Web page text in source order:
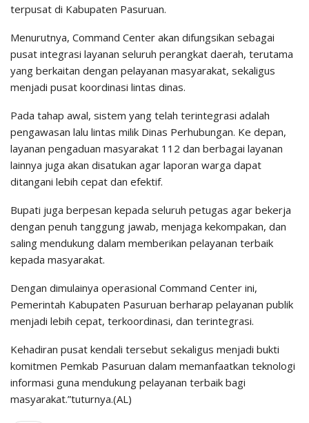
terpusat di Kabupaten Pasuruan.
Menurutnya, Command Center akan difungsikan sebagai
pusat integrasi layanan seluruh perangkat daerah, terutama
yang berkaitan dengan pelayanan masyarakat, sekaligus
menjadi pusat koordinasi lintas dinas.
Pada tahap awal, sistem yang telah terintegrasi adalah
pengawasan lalu lintas milik Dinas Perhubungan. Ke depan,
layanan pengaduan masyarakat 112 dan berbagai layanan
lainnya juga akan disatukan agar laporan warga dapat
ditangani lebih cepat dan efektif.
Bupati juga berpesan kepada seluruh petugas agar bekerja
dengan penuh tanggung jawab, menjaga kekompakan, dan
saling mendukung dalam memberikan pelayanan terbaik
kepada masyarakat.
Dengan dimulainya operasional Command Center ini,
Pemerintah Kabupaten Pasuruan berharap pelayanan publik
menjadi lebih cepat, terkoordinasi, dan terintegrasi.
Kehadiran pusat kendali tersebut sekaligus menjadi bukti
komitmen Pemkab Pasuruan dalam memanfaatkan teknologi
informasi guna mendukung pelayanan terbaik bagi
masyarakat.”tuturnya.(AL)